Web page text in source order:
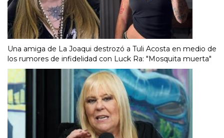
Una amiga de La Joaqui destrozó a Tuli Acosta en medio de
los rumores de infidelidad con Luck Ra: "Mosquita muerta"